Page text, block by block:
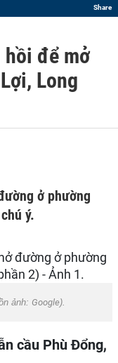
Share
hồi để mở
Long
ở phường
ý.
ảnh: Google).
cầu Phù Đổng,